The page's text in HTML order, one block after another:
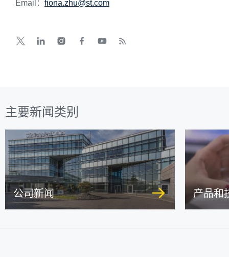
Email： fiona.zhu@st.com
主要新闻类别
公司新闻 产品和